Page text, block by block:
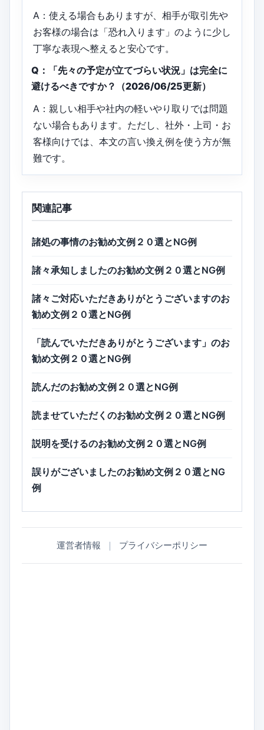
A：使える場合もありますが、相手が取引先や
お客様の場合は「恐れ入ります」のように少し
丁寧な表現へ整えると安心です。
Q：「先々の予定が立てづらい状況」は完全に
避けるべきですか？（2026/06/25更新）
A：親しい相手や社内の軽いやり取りでは問題
ない場合もあります。ただし、社外・上司・お
客様向けでは、本文の言い換え例を使う方が無
難です。
関連記事
諸処の事情のお勧め文例２０選とNG例
諸々承知しましたのお勧め文例２０選とNG例
諸々ご対応いただきありがとうございますのお
勧め文例２０選とNG例
「読んでいただきありがとうございます」のお
勧め文例２０選とNG例
読んだのお勧め文例２０選とNG例
読ませていただくのお勧め文例２０選とNG例
説明を受けるのお勧め文例２０選とNG例
誤りがございましたのお勧め文例２０選とNG
例
運営者情報 ｜ プライバシーポリシー